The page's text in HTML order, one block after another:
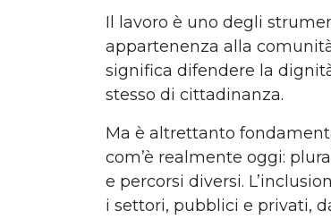
Il lavoro è uno degli
appartenenza alla
significa difendere la
stesso di cittadinanza.
Ma è altrettanto
com’è realmente oggi:
e percorsi diversi.
i settori, pubblici e privati,